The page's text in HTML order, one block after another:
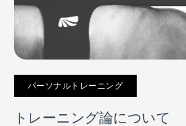
パーソナルトレーニング
トレーニング論について